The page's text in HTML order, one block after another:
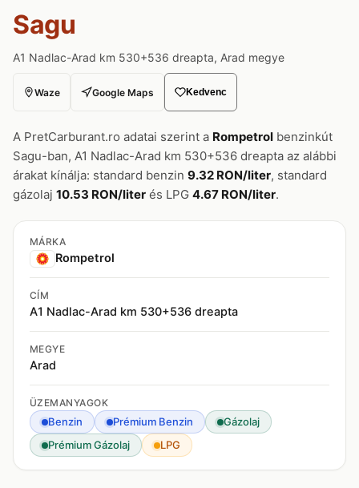
Sagu
A1 Nadlac-Arad km 530+536 dreapta, Arad megye
Waze Google Maps Kedvenc
A PretCarburant.ro adatai szerint a Rompetrol benzinkút
Sagu-ban, A1 Nadlac-Arad km 530+536 dreapta az alábbi
árakat kínálja: standard benzin 9.32 RON/liter, standard
gázolaj 10.53 RON/liter és LPG 4.67 RON/liter.
MÁRKA
Rompetrol
CÍM
A1 Nadlac-Arad km 530+536 dreapta
MEGYE
Arad
ÜZEMANYAGOK
Benzin Prémium Benzin
Gázolaj
Prémium Gázolaj
LPG